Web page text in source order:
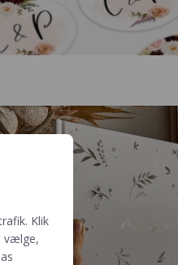
Klik
vælge,